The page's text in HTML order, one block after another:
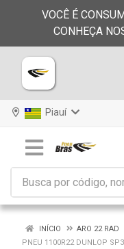
VOCÊ É
CONHEÇA
Piauí
INÍCIO ARO 22 RAD
PNEU 1100R22 DUNLOP